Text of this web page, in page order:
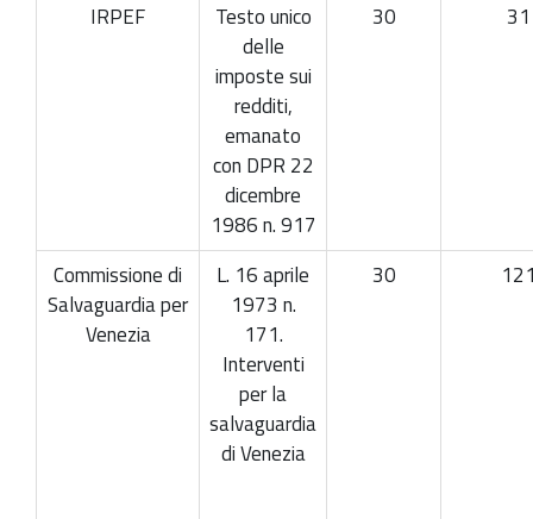
IRPEF
Testo unico
delle
imposte sui
redditi,
emanato
con DPR 22
dicembre
1986 n. 917
30 31
Commissione di
Salvaguardia per
Venezia
L. 16 aprile
1973 n.
171.
Interventi
per la
salvaguardia
di Venezia
30